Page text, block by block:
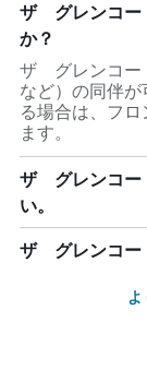
ザ グレンコー
か？
ザ グレンコー
など）の同伴
る場合は、フ
ます。
ザ グレンコー
い。
ザ グレンコー